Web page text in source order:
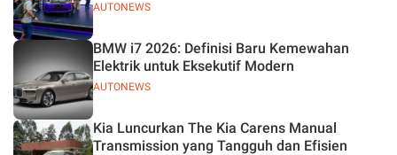
AUTONEWS
AUTONEWS
BMW i7 2026: Definisi Baru Kemewahan
Elektrik untuk Eksekutif Modern
Kia Luncurkan The Kia Carens Manual
Transmission yang Tangguh dan Efisien